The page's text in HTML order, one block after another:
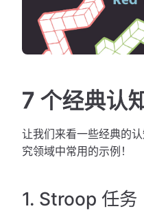
7 个经典认
让我们来看一些经典的
究领域中常用的示例！
1. Stroop 任务